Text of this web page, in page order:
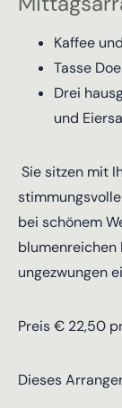
Kaffee
Tasse
Drei
und
Sie sitzen mit
bei schönem
blumenreichen
ungezwungen
Preis € 22,50
Dieses